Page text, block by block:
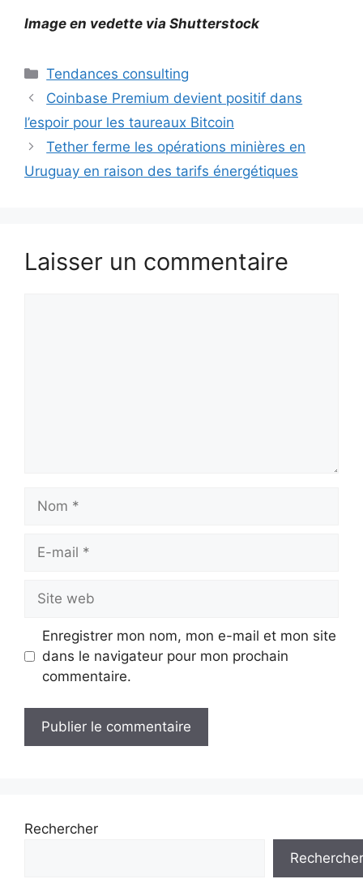
Image en vedette via Shutterstock
Catégories
Tendances consulting
Coinbase Premium devient positif dans
l’espoir pour les taureaux Bitcoin
Tether ferme les opérations minières en
Uruguay en raison des tarifs énergétiques
Laisser un commentaire
Nom
Site
web
Enregistrer mon nom, mon e-mail et mon site
dans le navigateur pour mon prochain
commentaire.
Rechercher
Rechercher